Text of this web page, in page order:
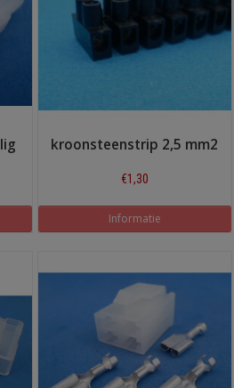
kroonsteenstrip 2,5 mm2
€1,30
Informatie